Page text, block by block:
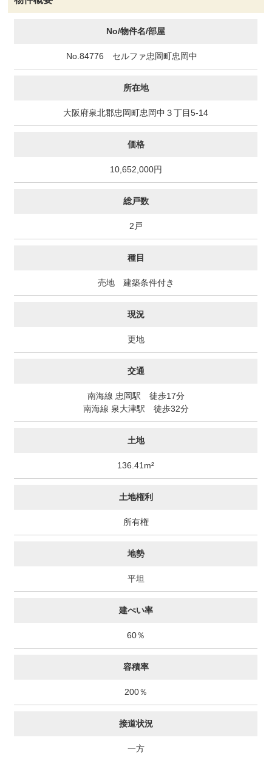
No/物件名/部屋
No.84776 セルファ忠岡町忠岡中
所在地
大阪府泉北郡忠岡町忠岡中３丁目5-14
価格
10,652,000円
総戸数
2戸
種目
売地 建築条件付き
現況
更地
交通
南海線 忠岡駅 徒歩17分
南海線 泉大津駅 徒歩32分
土地
136.41m²
土地権利
所有権
地勢
平坦
建ぺい率
60％
容積率
200％
接道状況
一方